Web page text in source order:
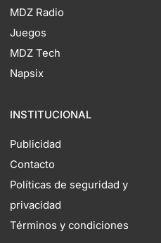
MDZ Radio
Juegos
MDZ Tech
Napsix
INSTITUCIONAL
Publicidad
Contacto
Políticas de seguridad y
privacidad
Términos y condiciones